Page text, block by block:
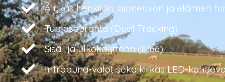
Älykäs henkilön, ajoneuvon ja eläimen
Tuplaseuranta (Dual Tracking)
Sisä- ja ulkokäyttöön (IP66)
Infrapuna-valot sekä kirkas LED-